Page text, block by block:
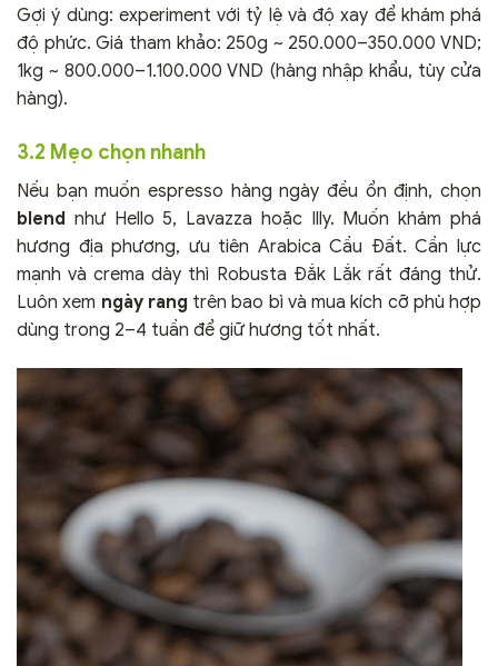
Gợi ý dùng: experiment với tỷ lệ và độ xay để khám phá
độ phức. Giá tham khảo: 250g ~ 250.000–350.000 VND;
1kg ~ 800.000–1.100.000 VND (hàng nhập khẩu, tùy cửa
hàng).
3.2 Mẹo chọn nhanh
Nếu bạn muốn espresso hàng ngày đều ổn định, chọn
blend như Hello 5, Lavazza hoặc Illy. Muốn khám phá
hương địa phương, ưu tiên Arabica Cầu Đất. Cần lực
mạnh và crema dày thì Robusta Đắk Lắk rất đáng thử.
Luôn xem ngày rang trên bao bì và mua kích cỡ phù hợp
dùng trong 2–4 tuần để giữ hương tốt nhất.